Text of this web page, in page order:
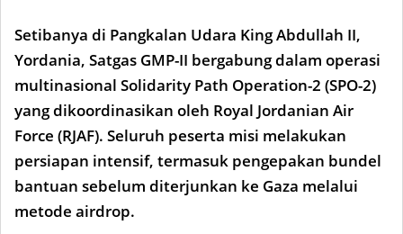
Setibanya di Pangkalan Udara King Abdullah II,
Yordania, Satgas GMP-II bergabung dalam operasi
multinasional Solidarity Path Operation-2 (SPO-2)
yang dikoordinasikan oleh Royal Jordanian Air
Force (RJAF). Seluruh peserta misi melakukan
persiapan intensif, termasuk pengepakan bundel
bantuan sebelum diterjunkan ke Gaza melalui
metode airdrop.